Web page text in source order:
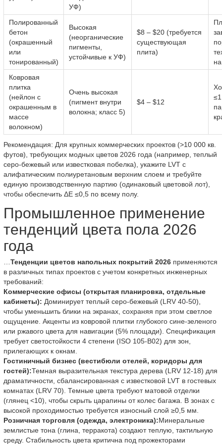
УФ)
Полированный
бетон
(окрашенный
или
тонированный)
Высокая
(неорганические
пигменты,
устойчивые к УФ)
$8 – $20 (требуется
существующая
плита)
Ковровая
плитка
(нейлон с
окрашенным в
массе
волокном)
Очень высокая
(пигмент внутри
волокна; класс 5)
$4 – $12
Рекомендация: Для крупных коммерческих проектов (>10 000 кв.
футов), требующих модных цветов 2026 года (например, теплый
серо-бежевый или известковая побелка), укажите LVT с
алифатическим полиуретановым верхним слоем и требуйте
единую производственную партию (одинаковый цветовой лот),
чтобы обеспечить ΔE ≤0,5 по всему полу.
Промышленное применение
тенденций цвета пола 2026
года
Тенденции цветов напольных покрытий 2026 применяются
в различных типах проектов с учетом конкретных инженерных
требований:
Коммерческие офисы (открытая планировка, отдельные
кабинеты): Доминирует теплый серо-бежевый (LRV 40-50),
чтобы уменьшить блики на экранах, сохраняя при этом светлое
ощущение. Акценты из ковровой плитки глубокого сине-зеленого
или ржавого цвета для навигации (5% площади). Спецификация
требует светостойкости 4 степени (ISO 105-B02) для зон,
прилегающих к окнам.
Гостиничный бизнес (вестибюли отелей, коридоры для
гостей):Темная выразительная текстура дерева (LRV 12-18) для
драматичности, сбалансированная с известковой LVT в гостевых
комнатах (LRV 70). Темные цвета требуют матовой отделки
(глянец <10), чтобы скрыть царапины от колес багажа. В зонах с
высокой проходимостью требуется износный слой ≥0,5 мм.
Розничная торговля (одежда, электроника):Минеральные
землистые тона (глина, терракота) создают теплую, тактильную
среду. Стабильность цвета критична под прожекторами